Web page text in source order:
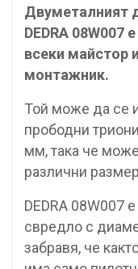
Двуметалният
DEDRA 08W007
всеки майстор
монтажник.
Той може да се
прободни
мм, така че
различни
DEDRA 08W007
свредло с
забравя, че